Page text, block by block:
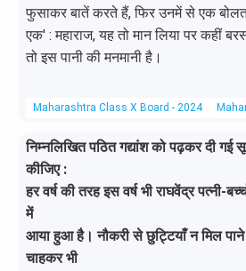
फुसाकर बातें करते हैं, फिर उनमें से एक
एक' : महाराज, यह तो मान लिया पर कहीं
तो इस पानी की मनमानी है।
Maharashtra Class X Board - 2024
निम्नलिखित पठित गद्यांश को पढ़कर दी
कीजिए :
हर वर्ष की तरह इस वर्ष भी राघवेंद्र
में
आया हुआ है। नौकरी से छुट्टियाँ न मिल
चाहकर भी